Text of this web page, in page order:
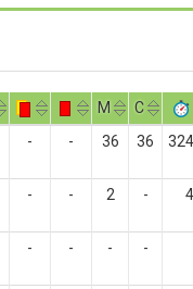
M
С
- - 36 36
- - 2 -
- - - -